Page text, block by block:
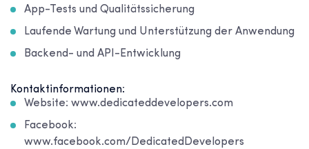
App-Tests und Qualitätssicherung
Laufende Wartung und Unterstützung der Anwendung
Backend- und API-Entwicklung
Kontaktinformationen:
Website: www.dedicateddevelopers.com
Facebook:
www.facebook.com/DedicatedDevelopers